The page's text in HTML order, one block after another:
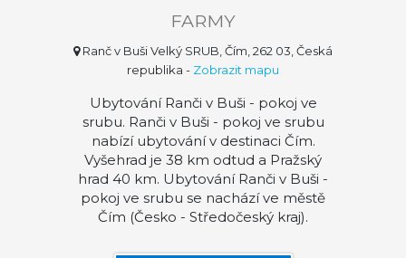
FARMY
Ranč v Buši Velký SRUB, Čím, 262 03, Česká
republika - Zobrazit mapu
Ubytování Ranči v Buši - pokoj ve
srubu. Ranči v Buši - pokoj ve srubu
nabízí ubytování v destinaci Čím.
Vyšehrad je 38 km odtud a Pražský
hrad 40 km. Ubytování Ranči v Buši -
pokoj ve srubu se nachází ve městě
Čím (Česko - Středočeský kraj).